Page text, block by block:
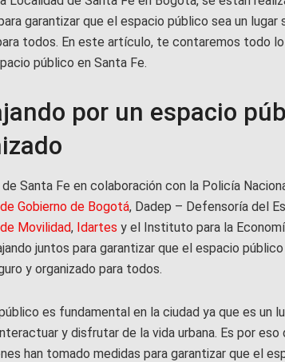
garantizar que el espacio público sea un lugar
todos. En este artículo, te contaremos todo
público en Santa Fe.
por un espacio
Santa Fe en colaboración con la Policía
Gobierno de Bogotá, Dadep – Defensoría del
Movilidad, Idartes y el Instituto para la
juntos para garantizar que el espacio
y organizado para todos.
es fundamental en la ciudad ya que es un
y disfrutar de la vida urbana. Es por
han tomado medidas para garantizar que el